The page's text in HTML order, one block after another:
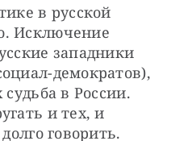
в русской
Исключение
западники
демократов),
в России.
и тех, и
говорить.